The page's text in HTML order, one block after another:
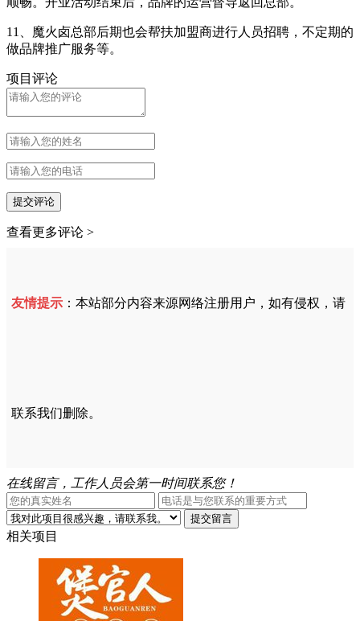
11、魔火卤总部后期也会帮扶加盟商进行人员招聘，不定期的
做品牌推广服务等。
项目评论
提交评论
查看更多评论 >
友情提示：本站部分内容来源网络注册用户，如有侵权，请
联系我们删除。
在线留言，工作人员会第一时间联系您！
相关项目